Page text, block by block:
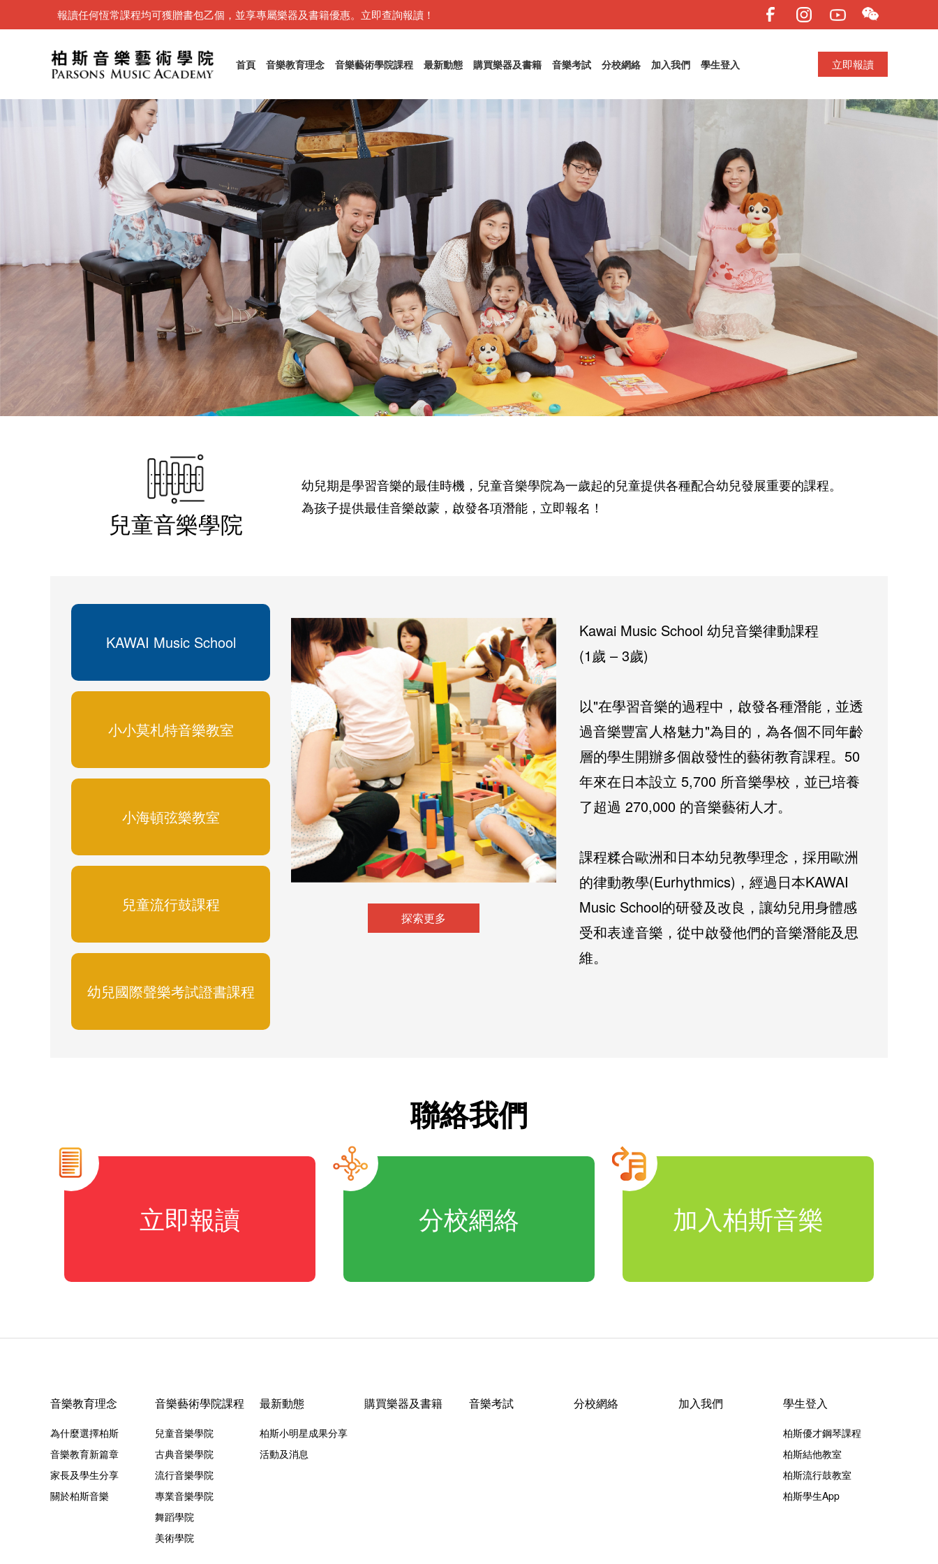
報讀任何恆常課程均可獲贈書包乙個，並享專屬樂器及書籍優惠。立即查詢報讀！
首頁 音樂教育理念 音樂藝術學院課程 最新動態 購買樂器及書籍 音樂考試 分校網絡 加入我們 學生登入 立即報讀
兒童音樂學院
幼兒期是學習音樂的最佳時機，兒童音樂學院為一歲起的兒童提供各種配合幼兒發展重要的課程。
為孩子提供最佳音樂啟蒙，啟發各項潛能，立即報名！
KAWAI Music School
小小莫札特音樂教室
小海頓弦樂教室
兒童流行鼓課程
幼兒國際聲樂考試證書課程
探索更多
Kawai Music School 幼兒音樂律動課程
(1歲 – 3歲)
以"在學習音樂的過程中，啟發各種潛能，並透
過音樂豐富人格魅力"為目的，為各個不同年齡
層的學生開辦多個啟發性的藝術教育課程。50
年來在日本設立 5,700 所音樂學校，並已培養
了超過 270,000 的音樂藝術人才。
課程糅合歐洲和日本幼兒教學理念，採用歐洲
的律動教學(Eurhythmics)，經過日本KAWAI
Music School的研發及改良，讓幼兒用身體感
受和表達音樂，從中啟發他們的音樂潛能及思
維。
聯絡我們
立即報讀 分校網絡 加入柏斯音樂
音樂教育理念
為什麼選擇柏斯
音樂教育新篇章
家長及學生分享
關於柏斯音樂
音樂藝術學院課程
兒童音樂學院
古典音樂學院
流行音樂學院
專業音樂學院
舞蹈學院
美術學院
最新動態
柏斯小明星成果分享
活動及消息
購買樂器及書籍 音樂考試 分校網絡 加入我們 學生登入
柏斯優才鋼琴課程
柏斯結他教室
柏斯流行鼓教室
柏斯學生App
English
繁体中文
华北区
华南区
华中区